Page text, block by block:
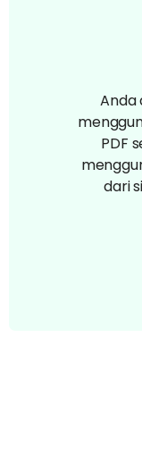
Anda
PDF
dari